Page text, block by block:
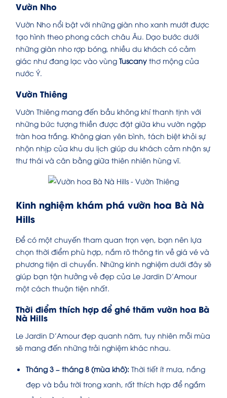
Vườn Nho
Vườn Nho nổi bật với những giàn nho xanh mướt được
tạo hình theo phong cách châu Âu. Dạo bước dưới
những giàn nho rợp bóng, nhiều du khách có cảm
giác như đang lạc vào vùng Tuscany thơ mộng của
nước Ý.
Vườn Thiêng
Vườn Thiêng mang đến bầu không khí thanh tịnh với
những bức tượng thiền được đặt giữa khu vườn ngập
tràn hoa trắng. Không gian yên bình, tách biệt khỏi sự
nhộn nhịp của khu du lịch giúp du khách cảm nhận sự
thư thái và cân bằng giữa thiên nhiên hùng vĩ.
Kinh nghiệm khám phá vườn hoa Bà Nà
Hills
Để có một chuyến tham quan trọn vẹn, bạn nên lựa
chọn thời điểm phù hợp, nắm rõ thông tin về giá vé và
phương tiện di chuyển. Những kinh nghiệm dưới đây sẽ
giúp bạn tận hưởng vẻ đẹp của Le Jardin D’Amour
một cách thuận tiện nhất.
Thời điểm thích hợp để ghé thăm vườn hoa Bà
Nà Hills
Le Jardin D’Amour đẹp quanh năm, tuy nhiên mỗi mùa
sẽ mang đến những trải nghiệm khác nhau.
Tháng 3 – tháng 8 (mùa khô): Thời tiết ít mưa, nắng
đẹp và bầu trời trong xanh, rất thích hợp để ngắm